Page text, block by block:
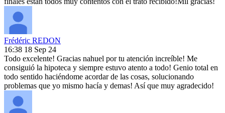
Frédéric REDON
16:38 18 Sep 24
Todo excelente! Gracias nahuel por tu atención increíble! Me
consiguió la hipoteca y siempre estuvo atento a todo! Genio total en
todo sentido haciéndome acordar de las cosas, solucionando
problemas que yo mismo hacía y demas! Así que muy agradecido!